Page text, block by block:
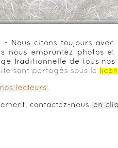
- Nous citons toujours
nous empruntez photos
traditionnelle de tous nos
sont partagés sous la
lecteurs .
contactez-nous en